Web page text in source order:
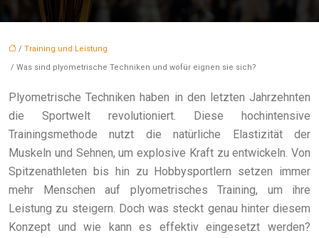
/ Training und Leistung
/ Was sind plyometrische Techniken und wofür eignen sie sich?
Plyometrische Techniken haben in den letzten Jahrzehnten
die Sportwelt revolutioniert. Diese hochintensive
Trainingsmethode nutzt die natürliche Elastizität der
Muskeln und Sehnen, um explosive Kraft zu entwickeln. Von
Spitzenathleten bis hin zu Hobbysportlern setzen immer
mehr Menschen auf plyometrisches Training, um ihre
Leistung zu steigern. Doch was steckt genau hinter diesem
Konzept und wie kann es effektiv eingesetzt werden?